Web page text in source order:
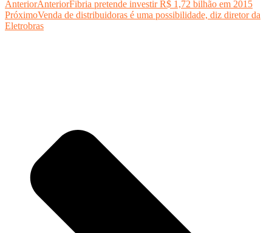
AnteriorAnteriorFibria pretende investir R$ 1,72 bilhão em 2015
PróximoVenda de distribuidoras é uma possibilidade, diz diretor da
Eletrobras